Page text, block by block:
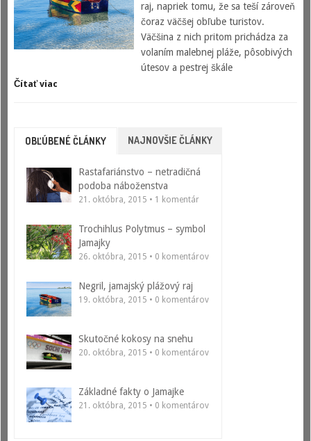
raj, napriek tomu, že sa teší zároveň
čoraz väčšej obľube turistov.
Väčšina z nich pritom prichádza za
volaním malebnej pláže, pôsobivých
útesov a pestrej škále
Čítať viac
OBĽÚBENÉ ČLÁNKY NAJNOVŠIE ČLÁNKY
Rastafariánstvo – netradičná
podoba náboženstva
21. októbra, 2015 • 1 komentár
Trochihlus Polytmus – symbol
Jamajky
26. októbra, 2015 • 0 komentárov
Negril, jamajský plážový raj
19. októbra, 2015 • 0 komentárov
Skutočné kokosy na snehu
20. októbra, 2015 • 0 komentárov
Základné fakty o Jamajke
21. októbra, 2015 • 0 komentárov